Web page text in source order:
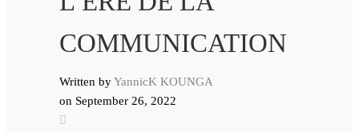
COMMUNICATION
Written byYannicK KOUNGA
on September 26, 2022